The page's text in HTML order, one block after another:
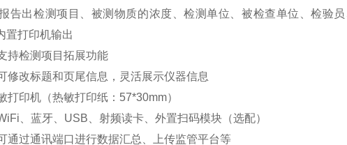
告出检测项目、被测物质的浓度、检测单位、被检查单位、检验
置打印机输出
持检测项目拓展功能
修改标题和页尾信息，灵活展示仪器信息
打印机（热敏打印纸：57*30mm）
、蓝牙、USB、射频读卡、外置扫码模块（选配）
通过通讯端口进行数据汇总、上传监管平台等